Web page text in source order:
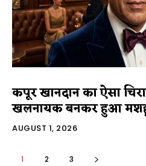
कपूर खानदान का ऐसा
खलनायक बनकर हुआ
AUGUST 1, 2026
1 2 3